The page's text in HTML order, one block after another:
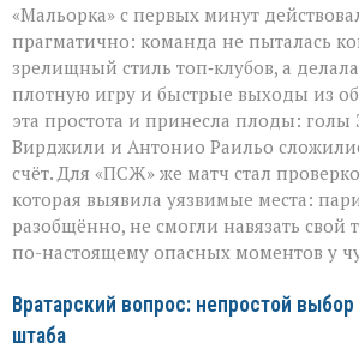
«Мальорка» с первых минут
прагматично: команда не пыталась
зрелищный стиль топ‑клубов, а делала
плотную игру и быстрые выходы из
эта простота и принесла плоды: голы
Вирджили и Антонио Раильо
счёт. Для «ПСЖ» же матч стал
которая выявила уязвимые места:
разобщённо, не смогли навязать свой
по-настоящему опасных моментов у
Вратарский вопрос: непростой
штаба